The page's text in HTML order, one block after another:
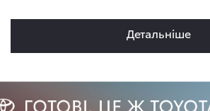
Детальнiше